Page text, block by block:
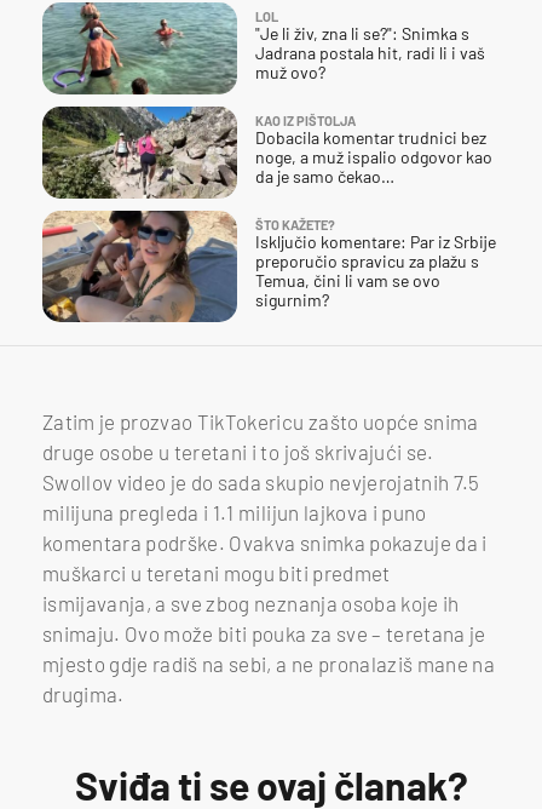
LOL
"Je li živ, zna li se?": Snimka s
Jadrana postala hit, radi li i vaš
muž ovo?
KAO IZ PIŠTOLJA
Dobacila komentar trudnici bez
noge, a muž ispalio odgovor kao
da je samo čekao…
ŠTO KAŽETE?
Isključio komentare: Par iz Srbije
preporučio spravicu za plažu s
Temua, čini li vam se ovo
sigurnim?
Zatim je prozvao TikTokericu zašto uopće snima
druge osobe u teretani i to još skrivajući se.
Swollov video je do sada skupio nevjerojatnih 7.5
milijuna pregleda i 1.1 milijun lajkova i puno
komentara podrške. Ovakva snimka pokazuje da i
muškarci u teretani mogu biti predmet
ismijavanja, a sve zbog neznanja osoba koje ih
snimaju. Ovo može biti pouka za sve – teretana je
mjesto gdje radiš na sebi, a ne pronalaziš mane na
drugima.
Sviđa ti se ovaj članak?